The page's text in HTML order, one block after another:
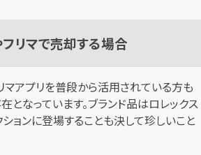
リマで売却する場合
マアプリを普段から活用されている方も
となっています。ブランド品はロレックス
ョンに登場することも決して珍しいこと